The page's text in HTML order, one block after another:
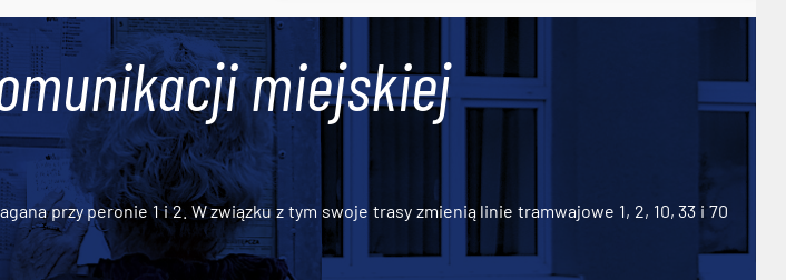
miejskiej
przy peronie 1 i 2. W związku z tym swoje trasy zmienią linie tramwajowe 1, 2, 10, 33 i 70